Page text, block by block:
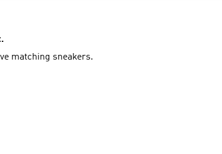
matching sneakers.